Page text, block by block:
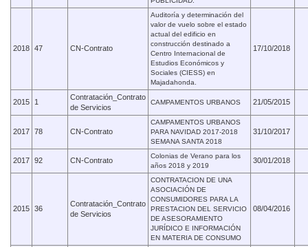
2018 47 CN-Contrato
Auditoría y determinación del
valor de vuelo sobre el estado
actual del edificio en
construcción destinado a
Centro Internacional de
Estudios Económicos y
Sociales (CIESS) en
Majadahonda.
17/10/2018
2015 1
Contratación_Contrato
de Servicios
CAMPAMENTOS URBANOS 21/05/2015
2017 78 CN-Contrato
CAMPAMENTOS URBANOS
PARA NAVIDAD 2017-2018
SEMANA SANTA 2018
31/10/2017
2017 92 CN-Contrato
Colonias de Verano para los
años 2018 y 2019
30/01/2018
2015 36
Contratación_Contrato
de Servicios
CONTRATACION DE UNA
ASOCIACIÓN DE
CONSUMIDORES PARA LA
PRESTACION DEL SERVICIO
DE ASESORAMIENTO
JURÍDICO E INFORMACIÓN
EN MATERIA DE CONSUMO
08/04/2016